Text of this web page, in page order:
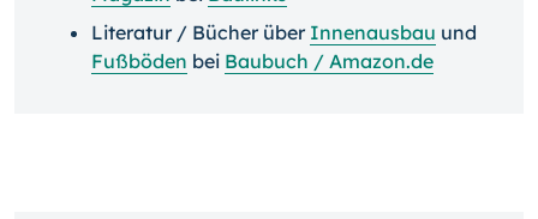
Literatur / Bücher über Innenausbau und
Fußböden bei Baubuch / Amazon.de